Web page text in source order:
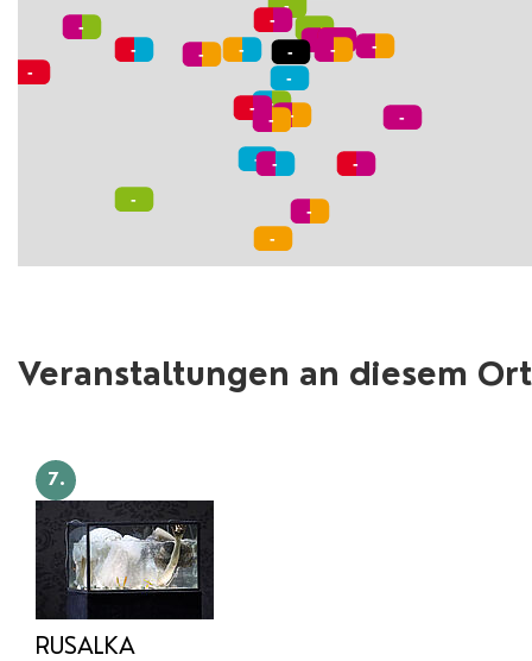
Veranstaltungen an diesem Ort
7.
RUSALKA